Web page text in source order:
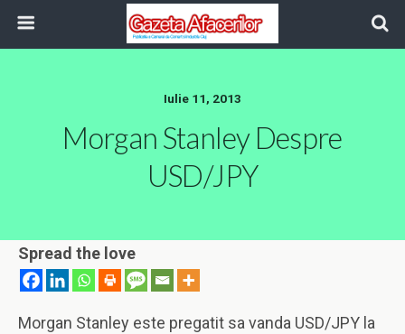
Iulie 11, 2013
Morgan Stanley Despre
USD/JPY
Spread the love
Morgan Stanley este pregatit sa vanda USD/JPY la